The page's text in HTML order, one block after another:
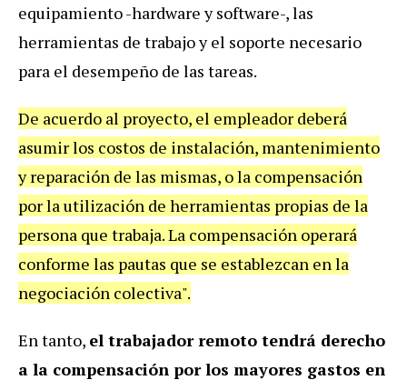
equipamiento -hardware y software-, las
herramientas de trabajo y el soporte necesario
para el desempeño de las tareas.
De acuerdo al proyecto, el empleador deberá
asumir los costos de instalación, mantenimiento
y reparación de las mismas, o la compensación
por la utilización de herramientas propias de la
persona que trabaja. La compensación operará
conforme las pautas que se establezcan en la
negociación colectiva".
En tanto, el trabajador remoto tendrá derecho
a la compensación por los mayores gastos en